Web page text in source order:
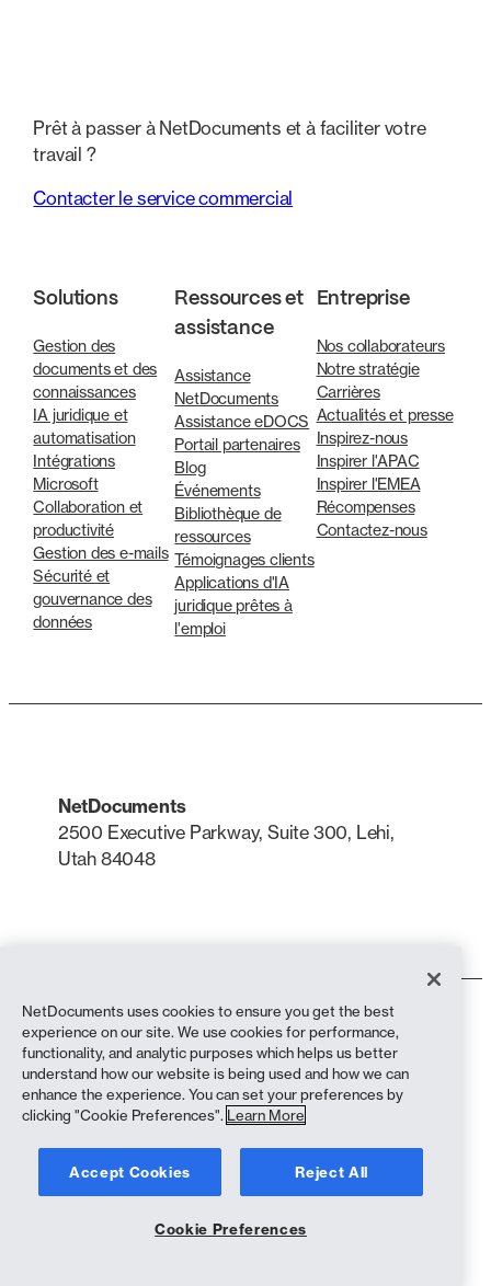
Prêt à passer à NetDocuments et à faciliter votre
travail ?
Contacter le service commercial
Solutions
Gestion des
documents et des
connaissances
IA juridique et
automatisation
Intégrations
Microsoft
Collaboration et
productivité
Gestion des e-mails
Sécurité et
gouvernance des
données
Ressources et
assistance
Assistance
NetDocuments
Assistance eDOCS
Portail partenaires
Blog
Événements
Bibliothèque de
ressources
Témoignages clients
Applications d'IA
juridique prêtes à
l'emploi
Entreprise
Nos collaborateurs
Notre stratégie
Carrières
Actualités et presse
Inspirez-nous
Inspirer l'APAC
Inspirer l'EMEA
Récompenses
Contactez-nous
NetDocuments
2500 Executive Parkway, Suite 300, Lehi,
Utah 84048
Conditions d'utilisation
Politique de confidentialité
Politique de confidentialité (résidents de Californie)
Déclaration contre l'esclavage
Politique en matière de cookies
NetDocuments uses cookies to ensure you get the best
experience on our site. We use cookies for performance,
functionality, and analytic purposes which helps us better
understand how our website is being used and how we can
enhance the experience. You can set your preferences by
clicking "Cookie Preferences". Learn More
Accept Cookies Reject All
Cookie Preferences